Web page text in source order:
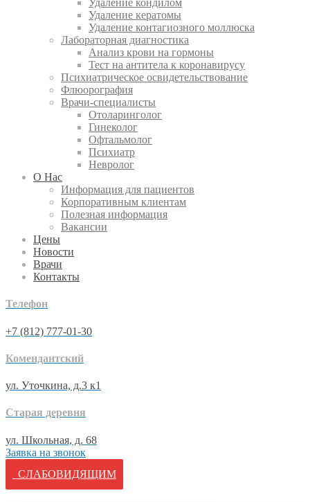
Удаление кондилом
Удаление кератомы
Удаление контагиозного моллюска
Лабораторная диагностика
Анализ крови на гормоны
Тест на антитела к коронавирусу
Психиатрическое освидетельствование
Флюорография
Врачи-специалисты
Отоларинголог
Гинеколог
Офтальмолог
Психиатр
Невролог
О Нас
Информация для пациентов
Корпоративным клиентам
Полезная информация
Вакансии
Цены
Новости
Врачи
Контакты
Телефон
+7 (812) 777-01-30
Комендантский
ул. Уточкина, д.3 к1
Старая деревня
ул. Школьная, д. 68
Заявка на звонок
СЛАБОВИДЯЩИМ